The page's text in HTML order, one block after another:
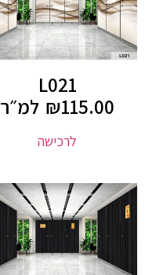
L021
₪115.00 למ״ר
לרכישה